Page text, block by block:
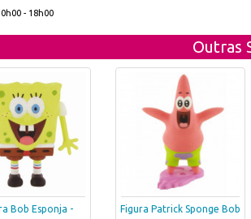
- 18h00
Outras
Bob Esponja -
Figura Patrick Sponge Bob